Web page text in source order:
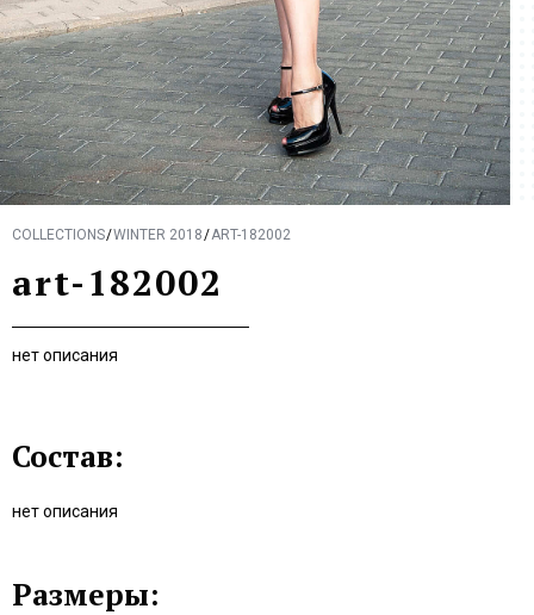
COLLECTIONS WINTER 2018 ART-182002
art-182002
нет описания
Состав:
нет описания
Размеры: